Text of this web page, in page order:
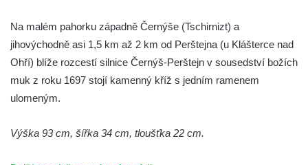
Hinterhermsdorfu
Křížový kámen (2606) ve vstupu do hradu
Loket
Kamenný kříž (0761) ve vstupu do hradu
Loket
Na malém pahorku západně Černýše (Tschirnizt) a
jihovýchodně asi 1,5 km až 2 km od Perštejna (u Klášterce nad
Ohří) blíže rozcestí silnice Černýš-Perštejn v sousedství božích
muk z roku 1697 stojí kamenný kříž s jedním ramenem
ulomeným.
Výška 93 cm, šířka 34 cm, tloušťka 22 cm.